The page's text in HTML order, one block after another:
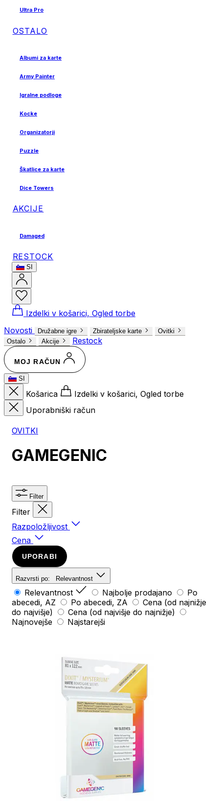
Ultra Pro
OSTALO
Albumi za karte
Army Painter
Igralne podloge
Kocke
Organizatorji
Puzzle
Škatlice za karte
Dice Towers
AKCIJE
Damaged
RESTOCK
SI
Izdelki v košarici, Ogled torbe
Novosti
Družabne igre Zbirateljske karte
Ovitki
Ostalo
Akcije Restock
MOJ RAČUN
SI
Košarica
Izdelki v košarici, Ogled torbe
Uporabniški račun
OVITKI
GAMEGENIC
Filter
Filter
Razpoložljivost
Cena
UPORABI
Razvrsti po: Relevantnost
Relevantnost Najbolje prodajano
Po
abecedi, AZ
Po abecedi, ZA
Cena (od najnižje
do najvišje)
Cena (od najvišje do najnižje)
Najnovejše
Najstarejši